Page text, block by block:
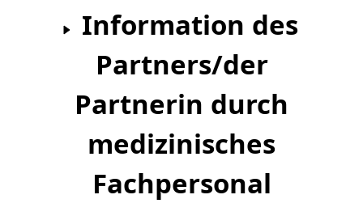
Partners/der
Partnerin durch
medizinisches
Fachpersonal